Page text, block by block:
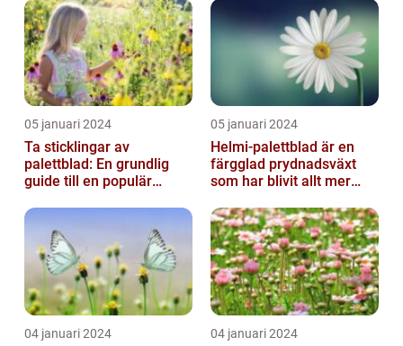
05 januari 2024
Ta sticklingar av
palettblad: En grundlig
guide till en populär
05 januari 2024
Helmi-palettblad är en
färgglad prydnadsväxt
som har blivit allt mer
trädgårdsentusias...
04 januari 2024 04 januari 2024